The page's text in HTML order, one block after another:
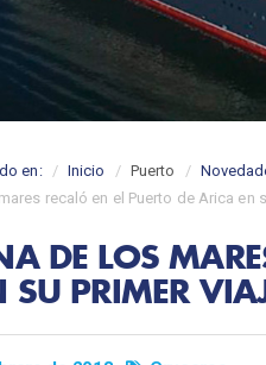
en: Inicio Puerto
recaló en el Puerto de Arica en
DE LOS
SU PRIMER